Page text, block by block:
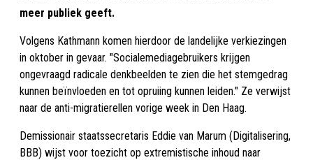
meer publiek geeft.
Volgens Kathmann komen hierdoor de landelijke verkiezingen
in oktober in gevaar. "Socialemediagebruikers krijgen
ongevraagd radicale denkbeelden te zien die het stemgedrag
kunnen beïnvloeden en tot opruiing kunnen leiden." Ze verwijst
naar de anti-migratierellen vorige week in Den Haag.
Demissionair staatssecretaris Eddie van Marum (Digitalisering,
BBB) wijst voor toezicht op extremistische inhoud naar